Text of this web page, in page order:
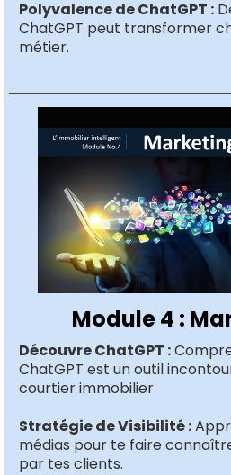
Polyvalence de ChatGPT :
ChatGPT peut transformer
métier.
Module 4 :
Découvre ChatGPT :
ChatGPT est un outil
courtier immobilier.
Stratégie de Visibilité :
médias pour te faire
par tes clients.